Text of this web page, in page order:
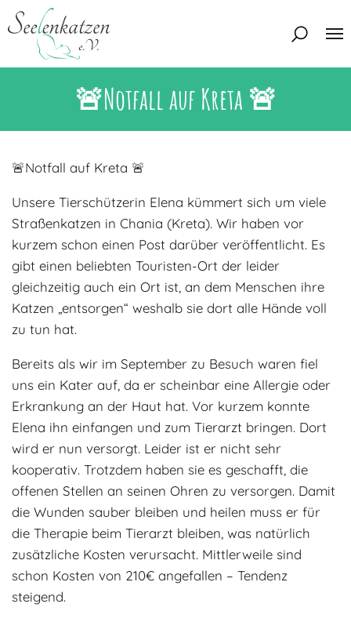
Mitglied werden
Eine Katze adoptieren
Interessentenbogen
Zuhause gesucht
Zuhause gefunden
Adoptantenberichte
Infos rund um die Katze
Deine Hilfe
Kontakt
Interessentenbogen
FAQ
Blog
🚨Notfall auf Kreta 🚨
🚨Notfall auf Kreta 🚨
Unsere Tierschützerin Elena kümmert sich um viele
Straßenkatzen in Chania (Kreta). Wir haben vor
kurzem schon einen Post darüber veröffentlicht. Es
gibt einen beliebten Touristen-Ort der leider
gleichzeitig auch ein Ort ist, an dem Menschen ihre
Katzen „entsorgen“ weshalb sie dort alle Hände voll
zu tun hat.
Bereits als wir im September zu Besuch waren fiel
uns ein Kater auf, da er scheinbar eine Allergie oder
Erkrankung an der Haut hat. Vor kurzem konnte
Elena ihn einfangen und zum Tierarzt bringen. Dort
wird er nun versorgt. Leider ist er nicht sehr
kooperativ. Trotzdem haben sie es geschafft, die
offenen Stellen an seinen Ohren zu versorgen. Damit
die Wunden sauber bleiben und heilen muss er für
die Therapie beim Tierarzt bleiben, was natürlich
zusätzliche Kosten verursacht. Mittlerweile sind
schon Kosten von 210€ angefallen – Tendenz
steigend.